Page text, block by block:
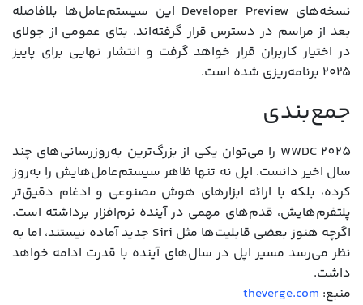
نسخه‌های Developer Preview این سیستم‌عامل‌ها بلافاصله
بعد از مراسم در دسترس قرار گرفته‌اند. بتای عمومی از جولای
در اختیار کاربران قرار خواهد گرفت و انتشار نهایی برای پاییز
۲۰۲۵ برنامه‌ریزی شده است.
جمع‌بندی
WWDC 2025 را می‌توان یکی از بزرگ‌ترین به‌روزرسانی‌های چند
سال اخیر دانست. اپل نه تنها ظاهر سیستم‌عامل‌هایش را به‌روز
کرده، بلکه با ارائه ابزارهای هوش مصنوعی و ادغام دقیق‌تر
پلتفرم‌هایش، قدم‌های مهمی در آینده نرم‌افزار برداشته است.
اگرچه هنوز بعضی قابلیت‌ها مثل Siri جدید آماده نیستند، اما به
نظر می‌رسد مسیر اپل در سال‌های آینده با قدرت ادامه خواهد
داشت.
منبع: theverge.com